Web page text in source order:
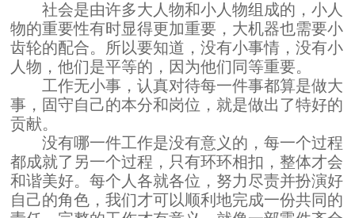
社会是由许多大人物和小人物组成的，小人
物的重要性有时显得更加重要，大机器也需要小
齿轮的配合。所以要知道，没有小事情，没有小
人物，他们是平等的，因为他们同等重要。
工作无小事，认真对待每一件事都算是做大
事，固守自己的本分和岗位，就是做出了特好的
贡献。
没有哪一件工作是没有意义的，每一个过程
都成就了另一个过程，只有环环相扣，整体才会
和谐美好。每个人各就各位，努力尽责并扮演好
自己的角色，我们才可以顺利地完成一份共同的